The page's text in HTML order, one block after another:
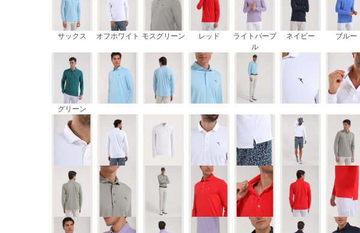
サックス オフホワイト モスグリーン レッド
ライトパープ
ル
ネイビー ブルー
グリーン